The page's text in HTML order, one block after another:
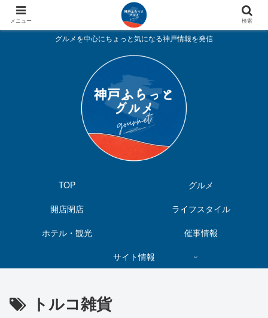
グルメを中心にちょっと気になる神戸情報を発信
TOP
グルメ
開店閉店
ライフスタイル
ホテル・観光
催事情報
サイト情報
トルコ雑貨
メニュー 検索